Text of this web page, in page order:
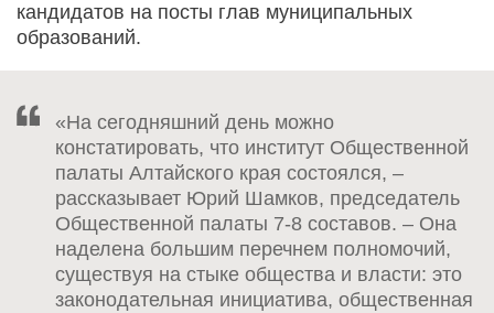
кандидатов на посты глав муниципальных
образований.
«На сегодняшний день можно
констатировать, что институт Общественной
палаты Алтайского края состоялся, –
рассказывает Юрий Шамков, председатель
Общественной палаты 7-8 составов. – Она
наделена большим перечнем полномочий,
существуя на стыке общества и власти: это
законодательная инициатива, общественная